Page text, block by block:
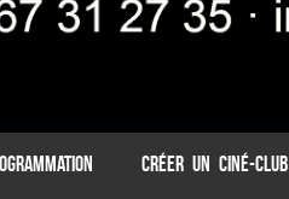
CRÉER UN CINÉ-CLUB